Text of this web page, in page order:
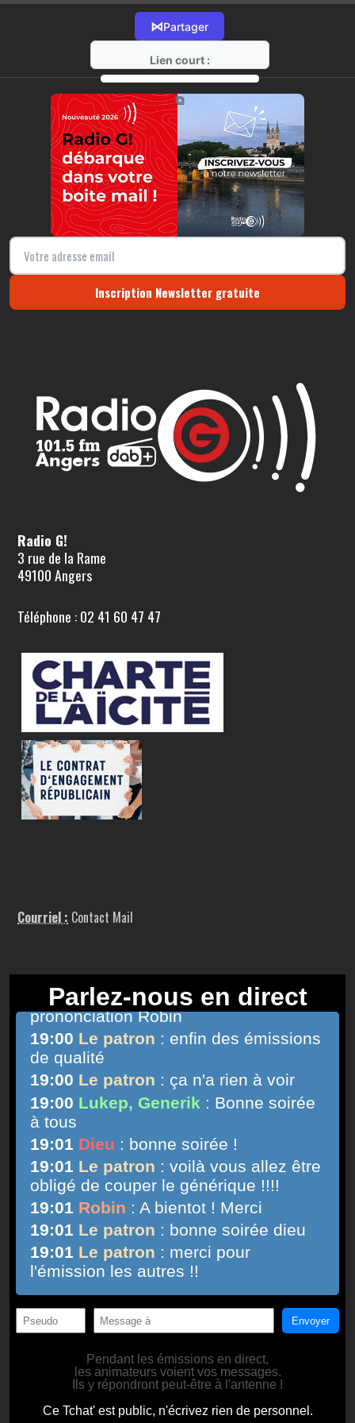
⋈Partager
Lien court :
https://radio-g.fr?8027
⧉
Inscription Newsletter gratuite
Radio G!
3 rue de la Rame
49100 Angers
Téléphone : 02 41 60 47 47
Courriel : Contact Mail